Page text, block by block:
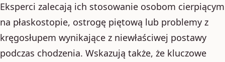
Eksperci zalecają ich stosowanie osobom cierpiącym
na płaskostopie, ostrogę piętową lub problemy z
kręgosłupem wynikające z niewłaściwej postawy
podczas chodzenia. Wskazują także, że kluczowe